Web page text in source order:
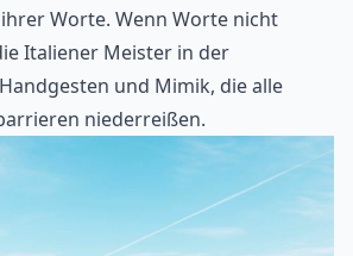
Worte. Wenn Worte nicht
Italiener Meister in der
Handgesten und Mimik, die alle
niederreißen.